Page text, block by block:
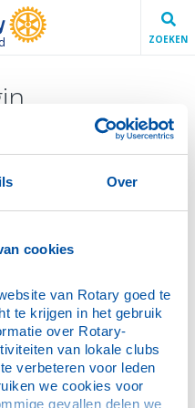
Over
cookies
van Rotary goed te
te krijgen in het gebruik
over Rotary-
van lokale clubs
verbeteren voor leden
we cookies voor
gevallen delen we
ZOEKEN
aan
bekend in de